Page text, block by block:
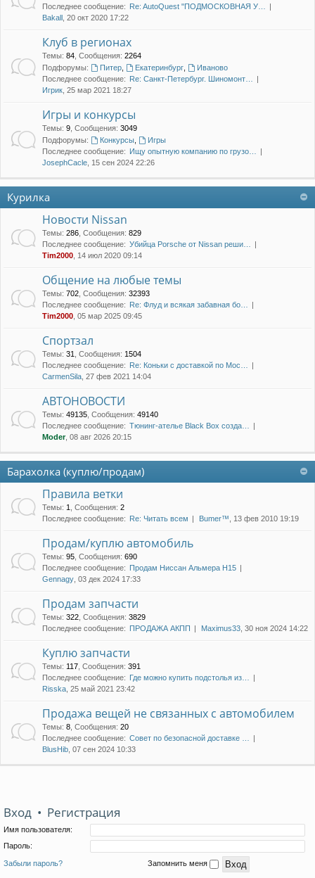
Последнее сообщение: Re: AutoQuest "ПОДМОСКОВНАЯ У…
Bakall , 20 окт 2020 17:22
Клуб в регионах
Темы: 84 Сообщения: 2264
Подфорумы:
Питер, Екатеринбург,
Иваново
Последнее сообщение: Re: Санкт-Петербург. Шиномонт…
Игрик , 25 мар 2021 18:27
Игры и конкурсы
Темы: 9 Сообщения: 3049
Подфорумы:
Конкурсы,
Игры
Последнее сообщение: Ищу опытную компанию по грузо…
JosephCacle , 15 сен 2024 22:26
Курилка
Новости Nissan
Темы: 286 Сообщения: 829
Последнее сообщение: Убийца Porsche от Nissan реши…
Tim2000 , 14 июл 2020 09:14
Общение на любые темы
Темы: 702 Сообщения: 32393
Последнее сообщение: Re: Флуд и всякая забавная бо…
Tim2000 , 05 мар 2025 09:45
Спортзал
Темы: 31 Сообщения: 1504
Последнее сообщение: Re: Коньки с доставкой по Мос…
CarmenSila , 27 фев 2021 14:04
АВТОНОВОСТИ
Темы: 49135 Сообщения: 49140
Последнее сообщение: Тюнинг-ателье Black Box созда…
Moder, 08 авг 2026 20:15
Барахолка (куплю/продам)
Правила ветки
Темы: 1 Сообщения: 2
Последнее сообщение: Re: Читать всем Bumer™ , 13 фев 2010 19:19
Продам/куплю автомобиль
Темы: 95 Сообщения: 690
Последнее сообщение: Продам Ниссан Альмера Н15
Gennagy , 03 дек 2024 17:33
Продам запчасти
Темы: 322 Сообщения: 3829
Последнее сообщение: ПРОДАЖА АКПП Maximus33 , 30 ноя 2024 14:22
Куплю запчасти
Темы: 117 Сообщения: 391
Последнее сообщение: Где можно купить подстолья из…
Risska , 25 май 2021 23:42
Продажа вещей не связанных с автомобилем
Темы: 8 Сообщения: 20
Последнее сообщение: Совет по безопасной доставке …
BlusHib , 07 сен 2024 10:33
Вход • Регистрация
Имя пользователя:
Пароль:
Забыли пароль? Запомнить меня